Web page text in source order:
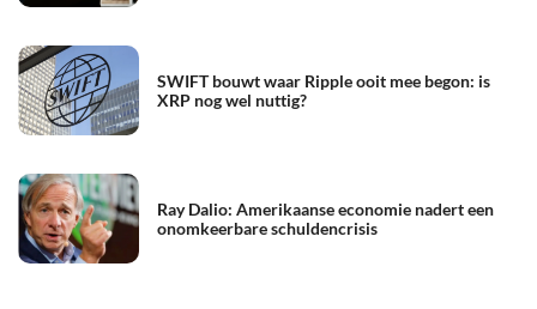
SWIFT bouwt waar Ripple ooit mee begon: is
XRP nog wel nuttig?
Ray Dalio: Amerikaanse economie nadert een
onomkeerbare schuldencrisis